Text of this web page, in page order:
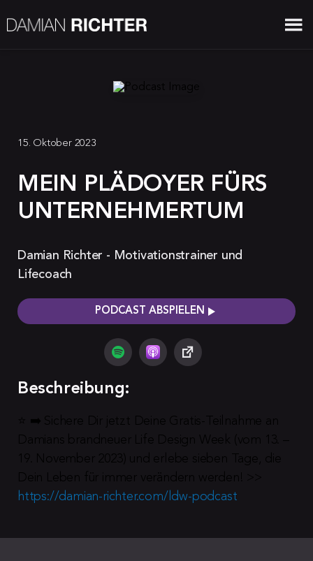
15. Oktober 2023
MEIN PLÄDOYER FÜRS
UNTERNEHMERTUM
Damian Richter - Motivationstrainer und
Lifecoach
PODCAST ABSPIELEN
Beschreibung:
https://damian-richter.com/ldw-podcast